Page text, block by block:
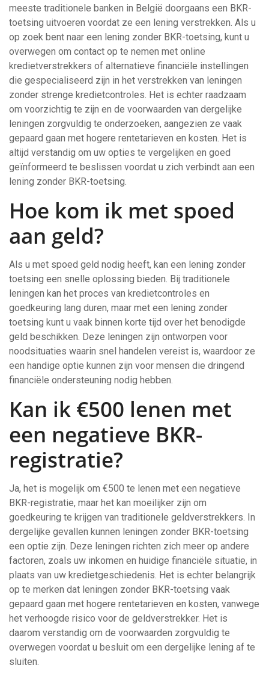
meeste traditionele banken in België doorgaans een BKR-
toetsing uitvoeren voordat ze een lening verstrekken. Als u
op zoek bent naar een lening zonder BKR-toetsing, kunt u
overwegen om contact op te nemen met online
kredietverstrekkers of alternatieve financiële instellingen
die gespecialiseerd zijn in het verstrekken van leningen
zonder strenge kredietcontroles. Het is echter raadzaam
om voorzichtig te zijn en de voorwaarden van dergelijke
leningen zorgvuldig te onderzoeken, aangezien ze vaak
gepaard gaan met hogere rentetarieven en kosten. Het is
altijd verstandig om uw opties te vergelijken en goed
geïnformeerd te beslissen voordat u zich verbindt aan een
lening zonder BKR-toetsing.
Hoe kom ik met spoed
aan geld?
Als u met spoed geld nodig heeft, kan een lening zonder
toetsing een snelle oplossing bieden. Bij traditionele
leningen kan het proces van kredietcontroles en
goedkeuring lang duren, maar met een lening zonder
toetsing kunt u vaak binnen korte tijd over het benodigde
geld beschikken. Deze leningen zijn ontworpen voor
noodsituaties waarin snel handelen vereist is, waardoor ze
een handige optie kunnen zijn voor mensen die dringend
financiële ondersteuning nodig hebben.
Kan ik €500 lenen met
een negatieve BKR-
registratie?
Ja, het is mogelijk om €500 te lenen met een negatieve
BKR-registratie, maar het kan moeilijker zijn om
goedkeuring te krijgen van traditionele geldverstrekkers. In
dergelijke gevallen kunnen leningen zonder BKR-toetsing
een optie zijn. Deze leningen richten zich meer op andere
factoren, zoals uw inkomen en huidige financiële situatie, in
plaats van uw kredietgeschiedenis. Het is echter belangrijk
op te merken dat leningen zonder BKR-toetsing vaak
gepaard gaan met hogere rentetarieven en kosten, vanwege
het verhoogde risico voor de geldverstrekker. Het is
daarom verstandig om de voorwaarden zorgvuldig te
overwegen voordat u besluit om een dergelijke lening af te
sluiten.